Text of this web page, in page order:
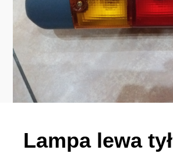
Lampa lewa tył